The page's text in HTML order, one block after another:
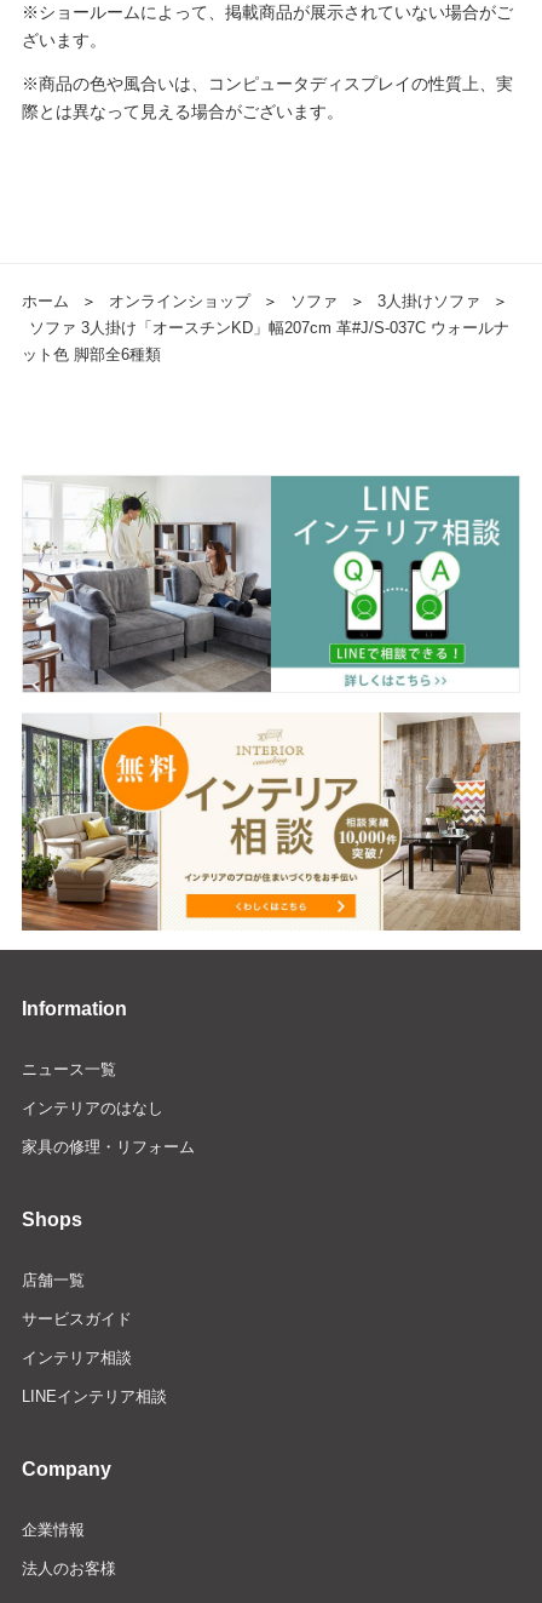
※ショールームによって、掲載商品が展示されていない場合がご
ざいます。
※商品の色や風合いは、コンピュータディスプレイの性質上、実
際とは異なって見える場合がございます。
ホーム ＞ オンラインショップ ＞ ソファ ＞ 3人掛けソファ
＞
ソファ 3人掛け「オースチンKD」幅207cm 革#J/S-037C ウォールナ
ット色 脚部全6種類
Information
ニュース一覧
インテリアのはなし
家具の修理・リフォーム
Shops
店舗一覧
サービスガイド
インテリア相談
LINEインテリア相談
Company
企業情報
法人のお客様